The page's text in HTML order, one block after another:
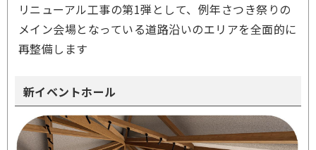
リニューアル工事の第1弾として、例年さつき祭りの
メイン会場となっている道路沿いのエリアを全面的に
再整備します
新イベントホール